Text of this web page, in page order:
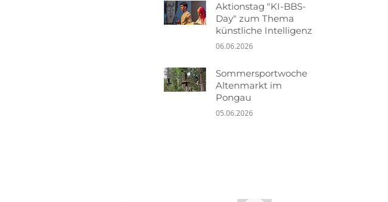
Aktionstag "KI-BBS-
Day" zum Thema
künstliche Intelligenz
06.06.2026
Sommersportwoche
Altenmarkt im
Pongau
05.06.2026